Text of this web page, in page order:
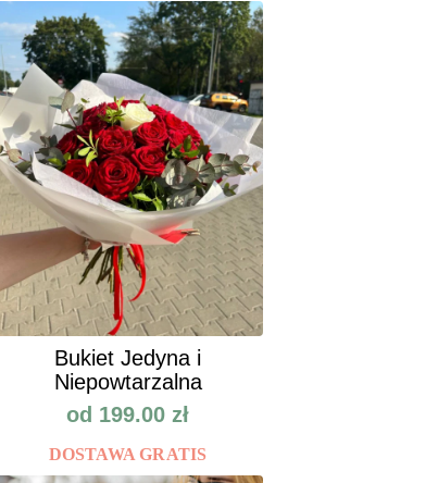
Bukiet Jedyna i
Niepowtarzalna
od 199.00 zł
DOSTAWA GRATIS